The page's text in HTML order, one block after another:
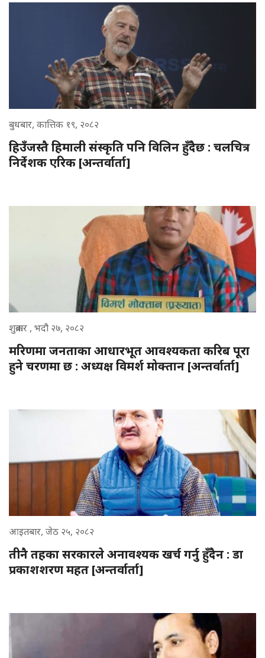
बुधबार, कात्तिक १९, २०८२
हिउँजस्तै हिमाली संस्कृति पनि विलिन हुँदैछ : चलचित्र
निर्देशक एरिक [अन्तर्वार्ता]
शुक्रबार , भदौ २७, २०८२
मरिणमा जनताका आधारभूत आवश्यकता करिब पूरा
हुने चरणमा छ : अध्यक्ष विमर्श मोक्तान [अन्तर्वार्ता]
आइतबार, जेठ २५, २०८२
तीनै तहका सरकारले अनावश्यक खर्च गर्नु हुँदैन : डा
प्रकाशशरण महत [अन्तर्वार्ता]